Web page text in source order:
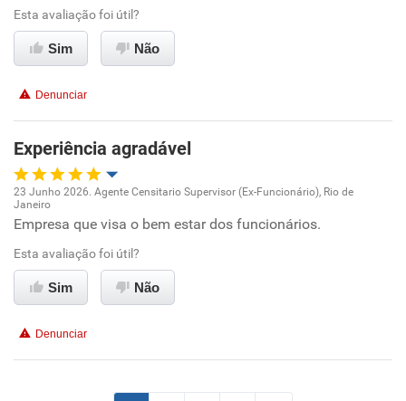
Recomenda a diretoria
Esta avaliação foi útil?
Sim Não
Denunciar
Experiência agradável
Oportunidade de promoção
Ambiente de trabalho
Conciliação com a vida familiar
Recomenda esta empresa
23 Junho 2026. Agente Censitario Supervisor (Ex-Funcionário), Rio de
Janeiro
Empresa que visa o bem estar dos funcionários.
Esta avaliação foi útil?
Sim Não
Denunciar